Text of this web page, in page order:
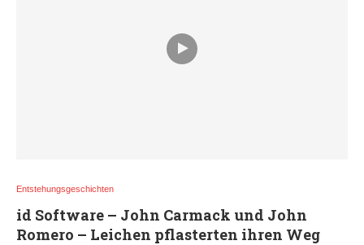
Entstehungsgeschichten
id Software – John Carmack und John
Romero – Leichen pflasterten ihren Weg